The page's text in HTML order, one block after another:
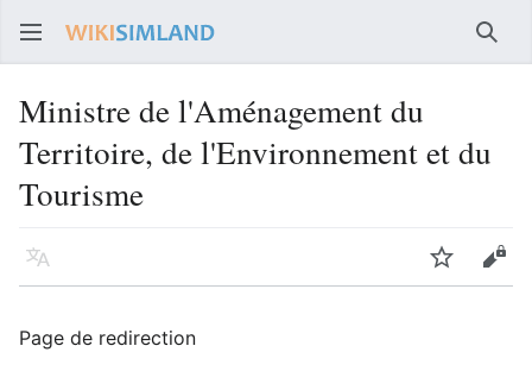
Ministre de l'Aménagement du
Territoire, de l'Environnement et du
Tourisme
Langue Suivre
Page de redirection